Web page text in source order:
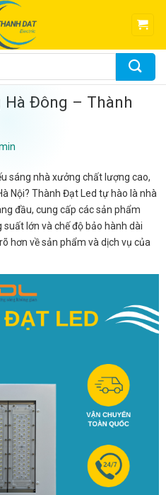
Hà Đông – Thành
sáng nhà xưởng chất lượng cao,
Nội? Thành Đạt Led tự hào là nhà
đầu, cung cấp các sản phẩm
suất lớn và chế độ bảo hành dài
hơn về sản phẩm và dịch vụ của